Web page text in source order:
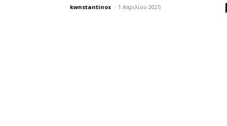
kwnstantinos - 1 Απριλίου 2025